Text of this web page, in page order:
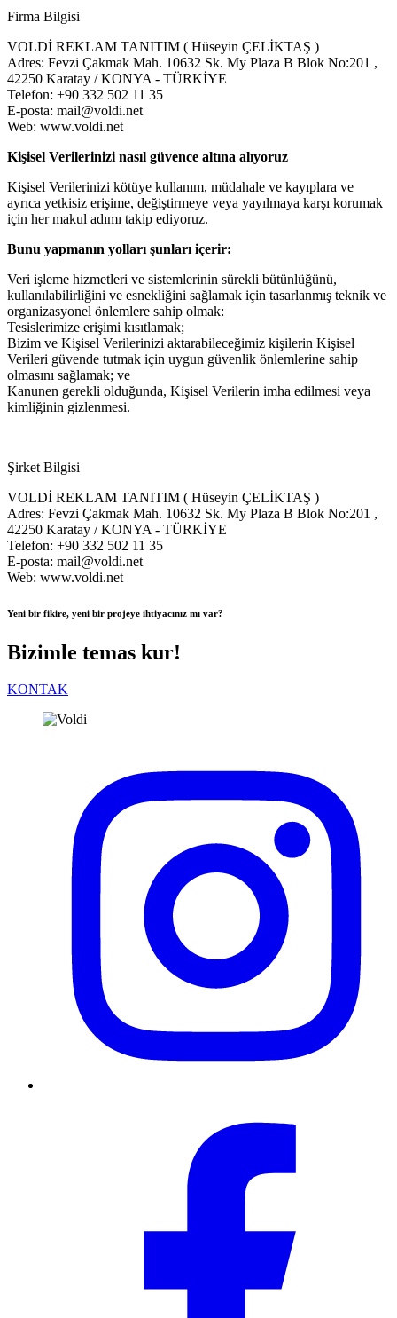
Firma Bilgisi
VOLDİ REKLAM TANITIM ( Hüseyin ÇELİKTAŞ )
Adres: Fevzi Çakmak Mah. 10632 Sk. My Plaza B Blok No:201 ,
42250 Karatay / KONYA - TÜRKİYE
Telefon: +90 332 502 11 35
E-posta: mail@voldi.net
Web: www.voldi.net
Kişisel Verilerinizi nasıl güvence altına alıyoruz
Kişisel Verilerinizi kötüye kullanım, müdahale ve kayıplara ve
ayrıca yetkisiz erişime, değiştirmeye veya yayılmaya karşı korumak
için her makul adımı takip ediyoruz.
Bunu yapmanın yolları şunları içerir:
Veri işleme hizmetleri ve sistemlerinin sürekli bütünlüğünü,
kullanılabilirliğini ve esnekliğini sağlamak için tasarlanmış teknik ve
organizasyonel önlemlere sahip olmak:
Tesislerimize erişimi kısıtlamak;
Bizim ve Kişisel Verilerinizi aktarabileceğimiz kişilerin Kişisel
Verileri güvende tutmak için uygun güvenlik önlemlerine sahip
olmasını sağlamak; ve
Kanunen gerekli olduğunda, Kişisel Verilerin imha edilmesi veya
kimliğinin gizlenmesi.
Şirket Bilgisi
VOLDİ REKLAM TANITIM ( Hüseyin ÇELİKTAŞ )
Adres: Fevzi Çakmak Mah. 10632 Sk. My Plaza B Blok No:201 ,
42250 Karatay / KONYA - TÜRKİYE
Telefon: +90 332 502 11 35
E-posta: mail@voldi.net
Web: www.voldi.net
Yeni bir fikire, yeni bir projeye ihtiyacınız mı var?
Bizimle temas kur!
KONTAK